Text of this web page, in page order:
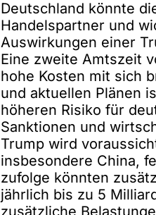
Deutschland könnte
Handelspartner und
Auswirkungen einer
Eine zweite Amtszeit
hohe Kosten mit sich
und aktuellen Plänen
höheren Risiko für
Sanktionen und
Trump wird
insbesondere China,
zufolge könnten
jährlich bis zu 5
zusätzliche